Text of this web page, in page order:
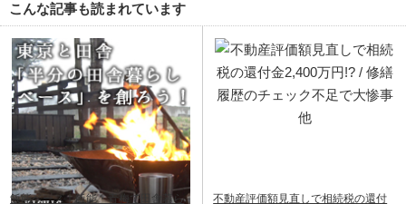
こんな記事も読まれています
飯能ベース｜飯能・青梅で田舎暮ら
不動産評価額見直しで相続税の還付